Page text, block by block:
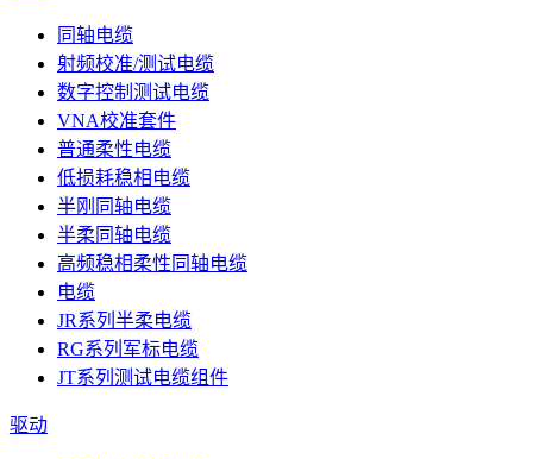
同轴电缆
射频校准/测试电缆
数字控制测试电缆
VNA校准套件
普通柔性电缆
低损耗稳相电缆
半刚同轴电缆
半柔同轴电缆
高频稳相柔性同轴电缆
电缆
JR系列半柔电缆
RG系列军标电缆
JT系列测试电缆组件
驱动